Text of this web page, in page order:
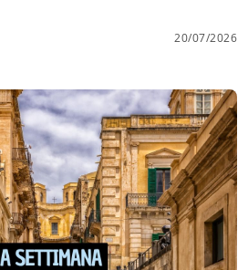
20/07/2026